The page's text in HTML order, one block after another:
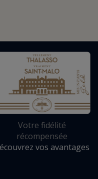
Votre fidélité
récompensée
vos avantages